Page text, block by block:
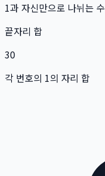
1과 자신만으로 나뉘는 수
끝자리 합
30
각 번호의 1의 자리 합